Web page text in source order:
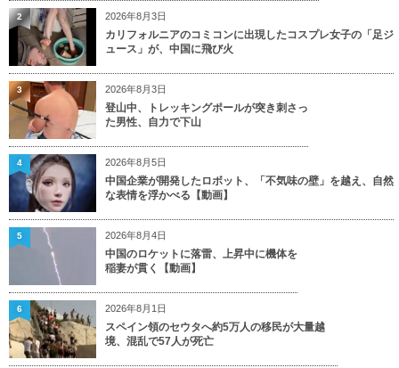
2026年8月3日
カリフォルニアのコミコンに出現したコスプレ女子の「足ジ
ュース」が、中国に飛び火
2
2026年8月3日
登山中、トレッキングポールが突き刺さっ
た男性、自力で下山
3
2026年8月5日
中国企業が開発したロボット、「不気味の壁」を越え、自然
な表情を浮かべる【動画】
4
2026年8月4日
中国のロケットに落雷、上昇中に機体を
稲妻が貫く【動画】
5
2026年8月1日
スペイン領のセウタへ約5万人の移民が大量越
境、混乱で57人が死亡
6